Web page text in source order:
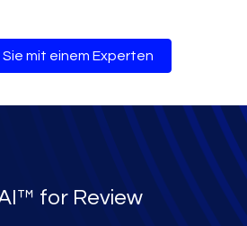
mit einem Experten
for Review